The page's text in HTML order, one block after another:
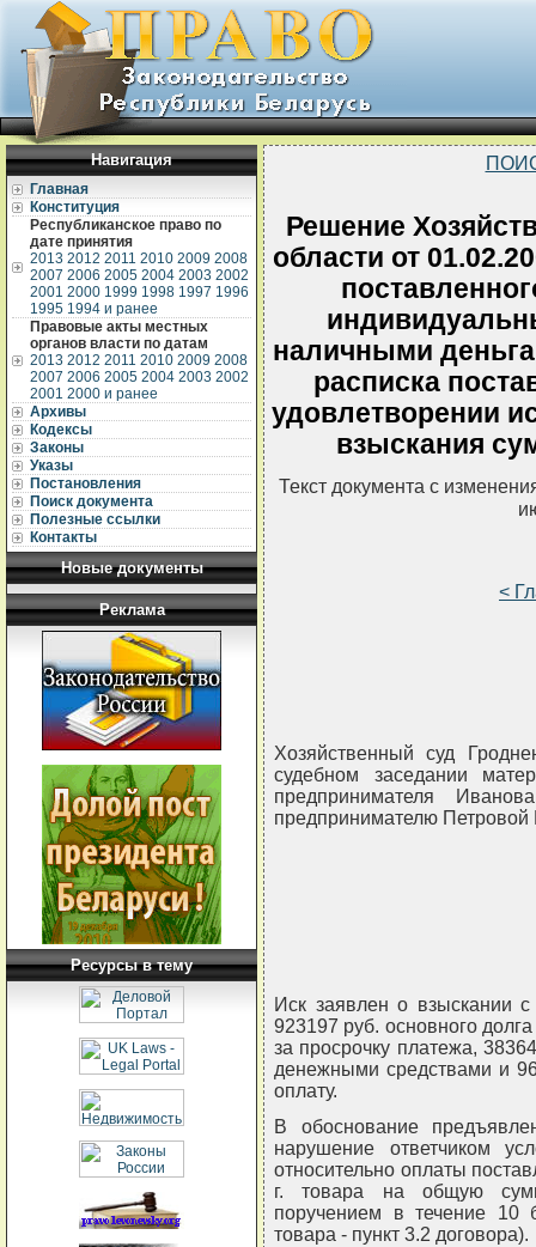
Навигация
Главная
Конституция
Республиканское право по
дате принятия
2013 2012 2011 2010 2009 2008
2007 2006 2005 2004 2003 2002
2001 2000 1999 1998 1997 1996
1995 1994 и ранее
Правовые акты местных
органов власти по датам
2013 2012 2011 2010 2009 2008
2007 2006 2005 2004 2003 2002
2001 2000 и ранее
Архивы
Кодексы
Законы
Указы
Постановления
Поиск документа
Полезные ссылки
Контакты
Новые документы
Реклама
Ресурсы в тему
Решение
области от
наличными
расписка
удовлетворении
взыскания
Текст документа с
<
Хозяйственный суд
судебном заседании
предпринимателя
предпринимателю
Иск заявлен о взыскании
923197 руб. основного
за просрочку платежа,
денежными средствами и
оплату.
В обоснование
нарушение ответчиком
относительно оплаты
г. товара на общую
поручением в течение 10
товара - пункт 3.2 договора).